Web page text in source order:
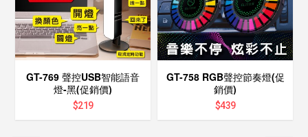
GT-769 聲控USB智能語音
燈-黑(促銷價)
$219
GT-758 RGB聲控節奏燈(促
銷價)
$439